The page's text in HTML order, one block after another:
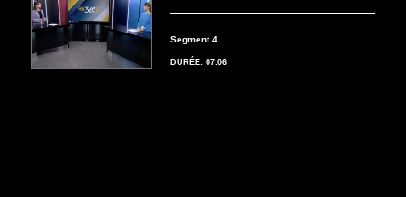
Segment 4
DURÉE: 07:06